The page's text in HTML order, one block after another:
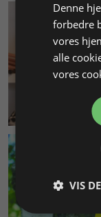
Denne
forbedre
vores
alle
vores
VIS